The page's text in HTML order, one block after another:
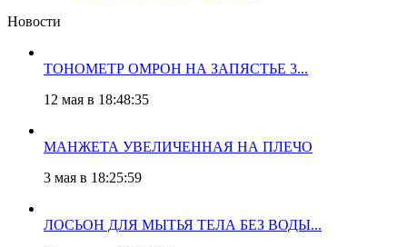
Новости
ТОНОМЕТР ОМРОН НА ЗАПЯСТЬЕ 3...
12 мая в 18:48:35
МАНЖЕТА УВЕЛИЧЕННАЯ НА ПЛЕЧО
3 мая в 18:25:59
ЛОСЬОН ДЛЯ МЫТЬЯ ТЕЛА БЕЗ ВОДЫ...